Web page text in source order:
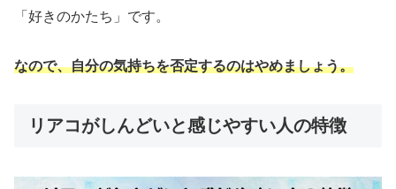
「好きのかたち」です。
なので、自分の気持ちを否定するのはやめましょう。
リアコがしんどいと感じやすい人の特徴